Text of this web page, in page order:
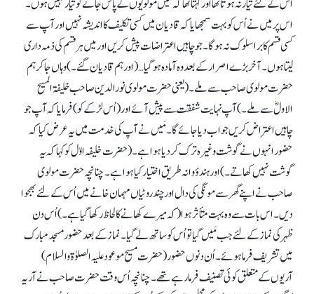
اس کے لئے تیار نہ ہوتا تھا اور کہتا تھا کہ مَیں مولویوں کے پاس جانے کو تیار نہیں ہوں۔
اس پر میں نے اُس کو بہت سمجھایا کہ قادیان میں کسی تکلیف کا اندیشہ نہیں اور آپ سے
کسی قسم کا برا سلوک نہ ہوگا۔ جو چاہیں اعتراضات پیش کریں اور میں ہر قسم کی ذمہ داری
لیتا ہوں۔ آخر بڑے اصرار کے بعد وہ آمادہ ہو گیا … (اور ہم قادیان گئے۔ ) وہاں جا کر ہم
حضرت مولوی صاحب سے ملے۔ (یعنی حضرت مولوی نورالدین صاحب خلیفۃ المسیح
الاولؓ سے ملے۔ ) آپ نہایت شفقت سے پیش آئے اور (اُس لڑکے کو) فرمایا کہ آپ جو
چاہیں اعتراض کریں جواب دیا جائے گا۔ مَیں نے آپ کی خدمت میں یہ عرض کیا کہ
حضور انہوں نے گوشت وغیرہ ترک کر دیا ہوا ہے۔ (حضرت خلیفہ اوّل کو کہا کہ یہ
گوشت نہیں کھاتے۔) اور ہندؤوانہ طریق اختیار کیا ہوا ہے۔ چنانچہ حضرت مولوی
صاحب نے اپنے گھر سے مونگی کی دال اور چند روٹیاں مہمان خانے میں اُس کے لئے بھجوا
دیں۔ اس بات سے وہ بہت متأثر ہوا (کہ میرے کھانے کا لحاظ رکھا گیا ہے۔) اُس دن
ظہر کی نماز کے لئے جب مَیں گیا تو اُس کو ساتھ لے گیا۔ نماز کے بعد حضور مسجد مبارک
میں تشریف فرما ہوئے۔ اُن دنوں حضور (حضرت مسیح موعود علیہ الصلوٰۃ والسلام)
آریوں کے متعلق کوئی تصنیف فرمارہے تھے۔ چنانچہ اُس وقت حضرت صاحب نے آریہ